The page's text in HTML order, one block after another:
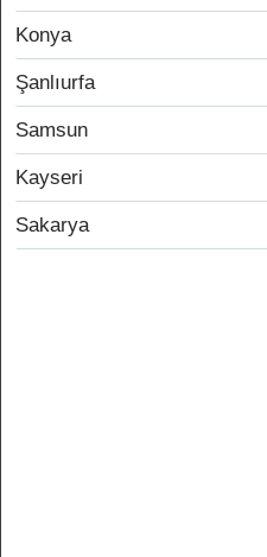
Konya
Şanlıurfa
Samsun
Kayseri
Sakarya